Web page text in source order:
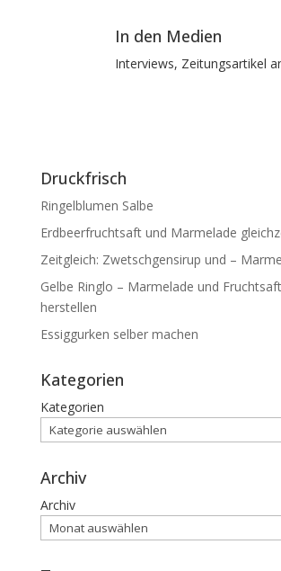
In den Medien
Interviews, Zeitungsartikel
Druckfrisch
Ringelblumen Salbe
Erdbeerfruchtsaft und Marmelade
Zeitgleich: Zwetschgensirup und –
Gelbe Ringlo – Marmelade und
herstellen
Essiggurken selber machen
Kategorien
Kategorien
Archiv
Archiv